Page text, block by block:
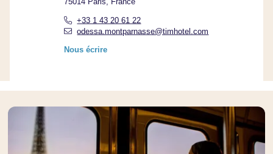
+33 1 43 20 61 22
odessa.montparnasse@timhotel.com
Nous écrire